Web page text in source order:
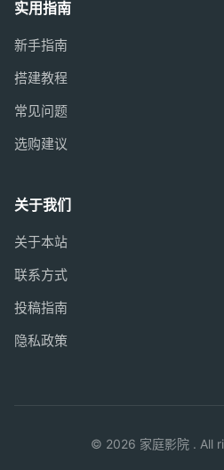
实用指南
新手指南
搭建教程
常见问题
选购建议
关于我们
关于本站
联系方式
投稿指南
隐私政策
© 2026 家庭影院 . All